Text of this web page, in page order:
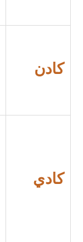
كادن
كادي